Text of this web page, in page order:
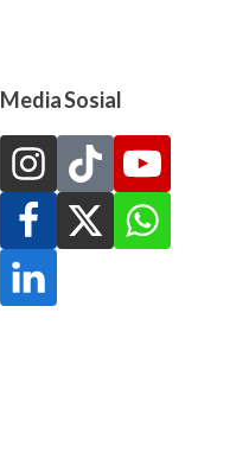
Media Sosial